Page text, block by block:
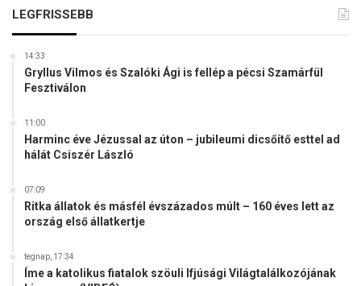
LEGFRISSEBB
14:33
Gryllus Vilmos és Szalóki Ági is fellép a pécsi Szamárfül
Fesztiválon
11:00
Harminc éve Jézussal az úton – jubileumi dicsőítő esttel ad
hálát Csiszér László
07:09
Ritka állatok és másfél évszázados múlt – 160 éves lett az
ország első állatkertje
tegnap, 17:34
Íme a katolikus fiatalok szöuli Ifjúsági Világtalálkozójának